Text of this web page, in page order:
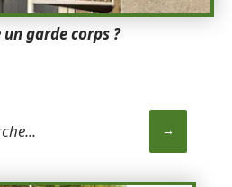
garde corps ?